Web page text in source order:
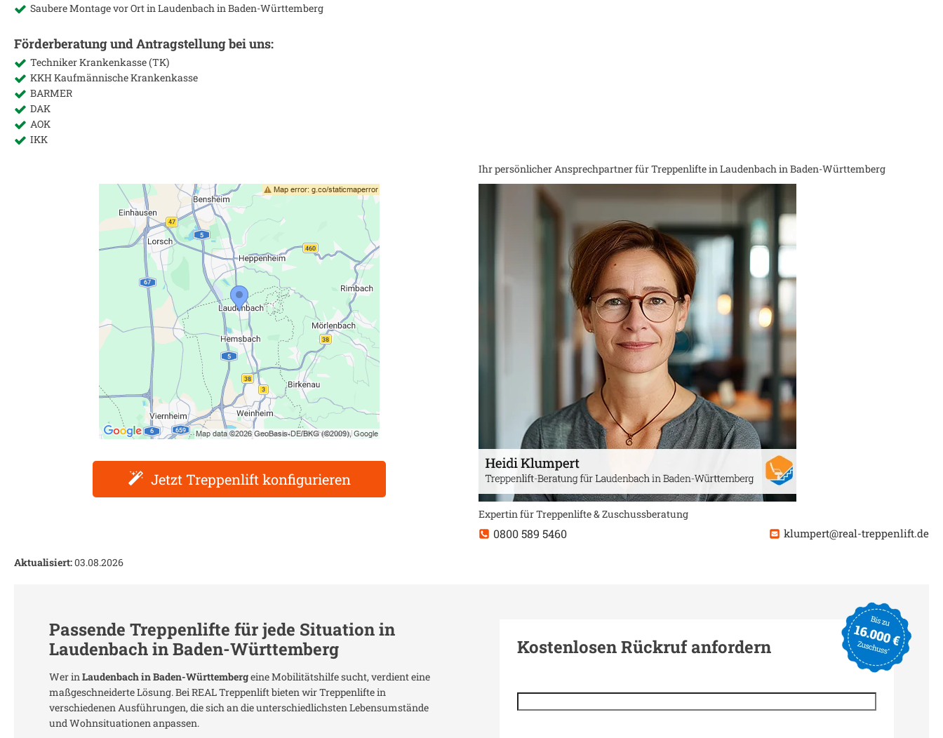
Saubere Montage vor Ort in Laudenbach in Baden-Württemberg
Förderberatung und Antragstellung bei uns:
Techniker Krankenkasse (TK)
KKH Kaufmännische Krankenkasse
BARMER
DAK
AOK
IKK
Jetzt Treppenlift konfigurieren
Ihr persönlicher Ansprechpartner für Treppenlifte in Laudenbach in Baden-Württemberg
Expertin für Treppenlifte & Zuschussberatung
0800 589 5460 klumpert@real-treppenlift.de
Aktualisiert:03.08.2026
Passende Treppenlifte für jede Situation in
Laudenbach in Baden-Württemberg
Wer in Laudenbach in Baden-Württembergeine Mobilitätshilfe sucht, verdient eine
maßgeschneiderte Lösung. Bei REAL Treppenlift bieten wir Treppenlifte in
verschiedenen Ausführungen, die sich an die unterschiedlichsten Lebensumstände
und Wohnsituationen anpassen.
Kostenlosen Rückruf anfordern